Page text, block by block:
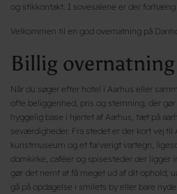
og stikkontakt. I sovesalene er der forhæng
Velkommen til en god overnatning på
Billig
Når du søger efter hotel i Aarhus eller
ofte beliggenhed, pris og stemning, der
hyggelig base i hjertet af Aarhus, tæt på
seværdigheder. Fra stedet er der kort vej til
kunstmuseum og et farverigt vartegn,
domkirke, caféer og spisesteder der ligger
gør det nemt at få meget ud af dit ophold,
gå på opdagelse i smilets by eller bare